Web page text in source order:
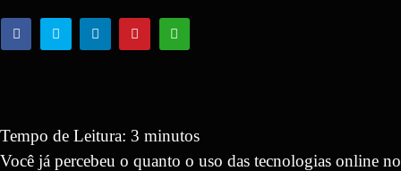
Tempo de Leitura: 3 minutos
Você já percebeu o quanto o uso das tecnologias online no